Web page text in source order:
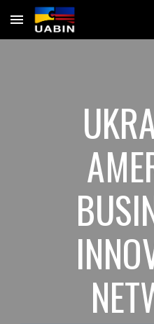
Skip to main content